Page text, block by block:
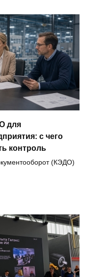
для
с чего
контроль
(КЭДО)